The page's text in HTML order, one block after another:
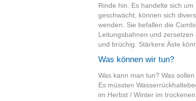
Rinde hin. Es handelte sich
geschwächt, können sich
wenden. Sie befallen die
Leitungsbahnen und
und brüchig. Stärkere Äste
Was können wir tun?
Was kann man tun? Was
Es müssten
im Herbst / Winter im